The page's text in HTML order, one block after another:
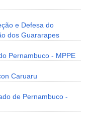
e Defesa do
dos Guararapes
Pernambuco - MPPE
Caruaru
de Pernambuco -